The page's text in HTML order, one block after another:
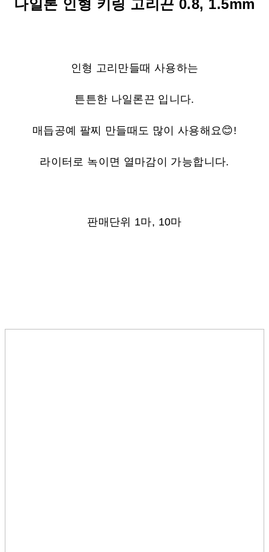
나일론 인형 키링 고리끈 0.8, 1.5mm
인형 고리만들때 사용하는
튼튼한 나일론끈 입니다.
매듭공예 팔찌 만들때도 많이 사용해요😊!
라이터로 녹이면 열마감이 가능합니다.
판매단위 1마, 10마